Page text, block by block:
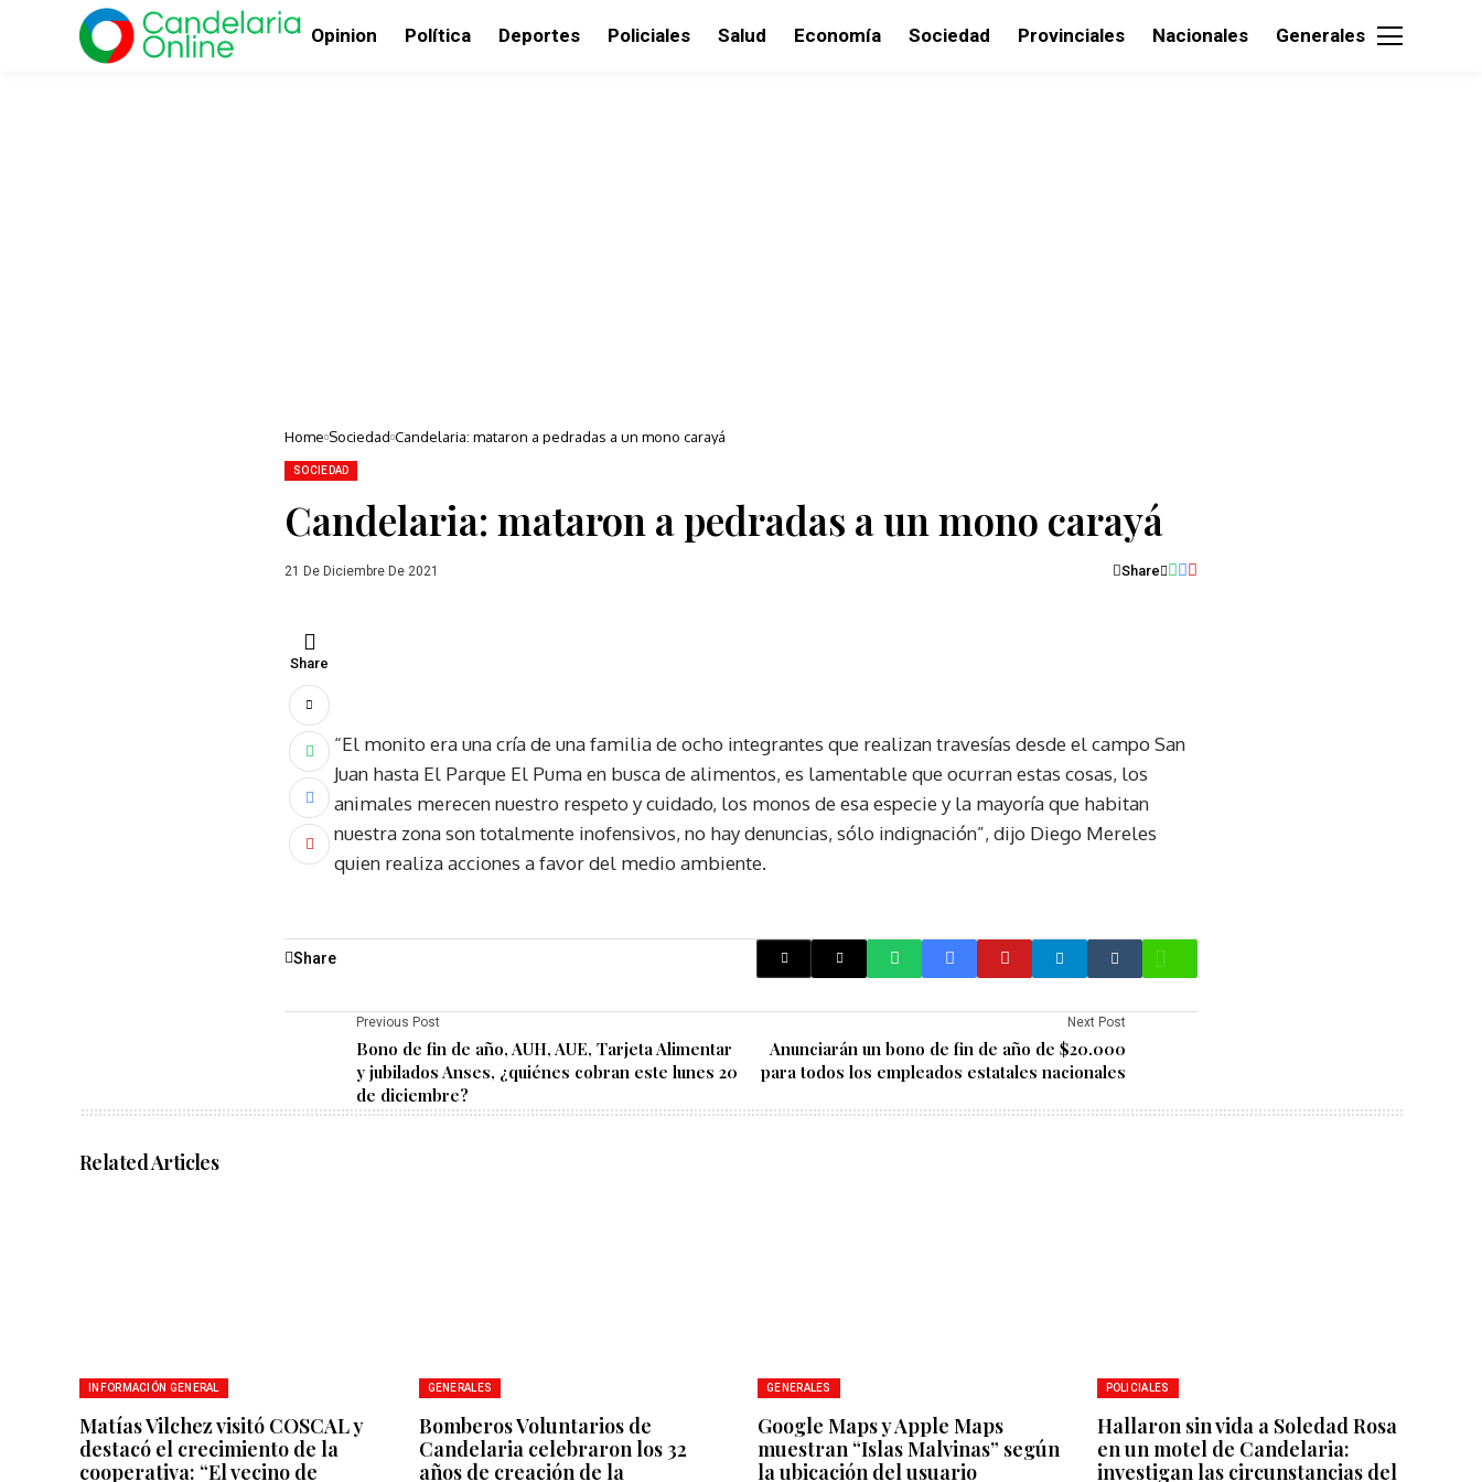
Opinion Política Deportes Policiales Salud Economía Sociedad Provinciales Nacionales Generales
Home Sociedad Candelaria: mataron a pedradas a un mono carayá
SOCIEDAD
Candelaria: mataron a pedradas a un mono carayá
21 De Diciembre De 2021 Share
Share
“El monito era una cría de una familia de ocho integrantes que realizan travesías desde el campo San
Juan hasta El Parque El Puma en busca de alimentos, es lamentable que ocurran estas cosas, los
animales merecen nuestro respeto y cuidado, los monos de esa especie y la mayoría que habitan
nuestra zona son totalmente inofensivos, no hay denuncias, sólo indignación”, dijo Diego Mereles
quien realiza acciones a favor del medio ambiente.
Share
Previous Post
Bono de fin de año, AUH, AUE, Tarjeta Alimentar
y jubilados Anses, ¿quiénes cobran este lunes 20
de diciembre?
Next Post
Anunciarán un bono de fin de año de $20.000
para todos los empleados estatales nacionales
Related Articles
INFORMACIÓN GENERAL
Matías Vilchez visitó COSCAL y
destacó el crecimiento de la
cooperativa: “El vecino de
GENERALES
Bomberos Voluntarios de
Candelaria celebraron los 32
años de creación de la
GENERALES
Google Maps y Apple Maps
muestran “Islas Malvinas” según
la ubicación del usuario
POLICIALES
Hallaron sin vida a Soledad Rosa
en un motel de Candelaria:
investigan las circunstancias del